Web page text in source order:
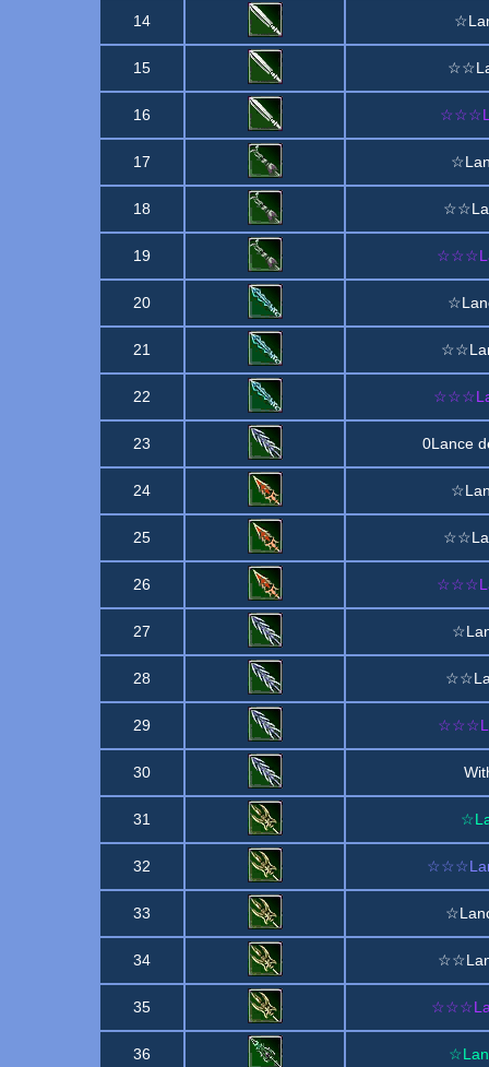
14
15
16
17
18
19
20
21
22
23 0Lance
24
25
26
27
28
29
30
31
32
33
34
35
36